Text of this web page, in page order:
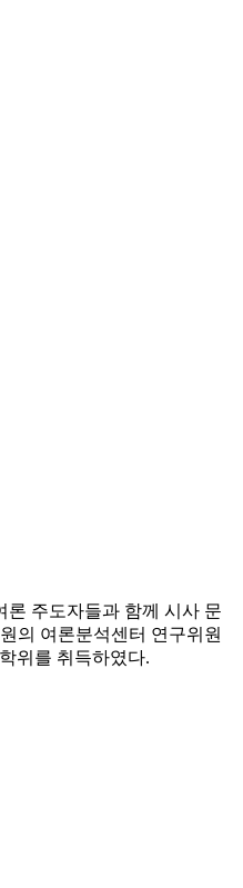
론 주도자들과 함께 시사 문
의 여론분석센터 연구위원
위를 취득하였다.